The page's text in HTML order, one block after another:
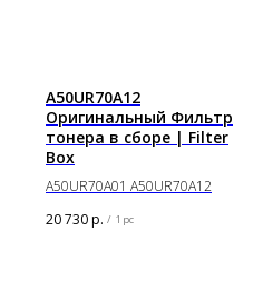
A50UR70A12
Оригинальный Фильтр
тонера в сборе | Filter
Box
A50UR70A01 A50UR70A12
20 730р. / 1 pc